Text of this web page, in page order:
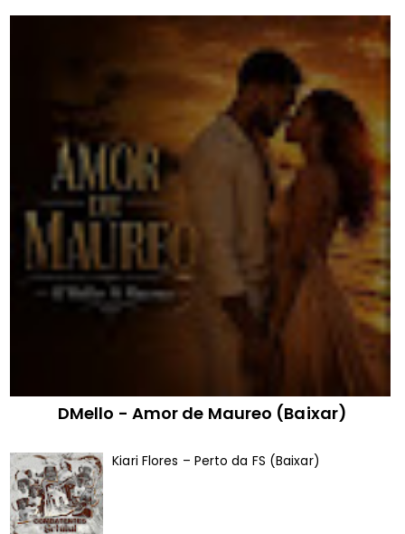
DMello - Amor de Maureo (Baixar)
Kiari Flores – Perto da FS (Baixar)